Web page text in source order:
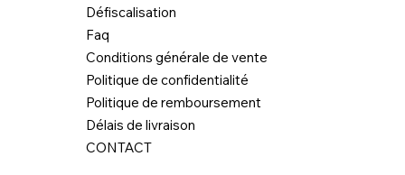
Défiscalisation
Faq
Conditions générale de vente
Politique de confidentialité
Politique de remboursement
Délais de livraison
CONTACT